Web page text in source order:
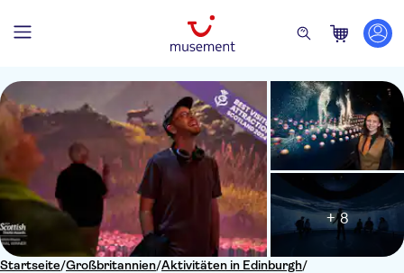
Startseite/Großbritannien/Aktivitäten in Edinburgh/
+ 8